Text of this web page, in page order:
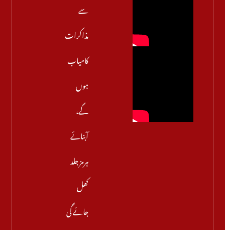
سے
مذاکرات
کامیاب
ہوں
گے،
آبنائے
ہرمز جلد
کھل
جائے گی